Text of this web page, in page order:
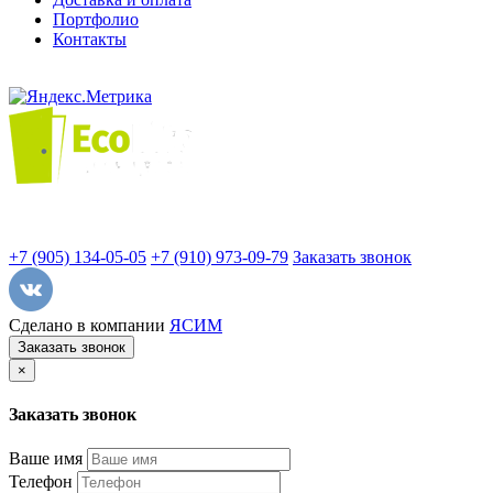
Портфолио
Контакты
+7 (905) 134-05-05 +7 (910) 973-09-79 Заказать звонок
Сделано в компании ЯСИМ
Заказать звонок
×
Заказать звонок
Ваше имя
Телефон